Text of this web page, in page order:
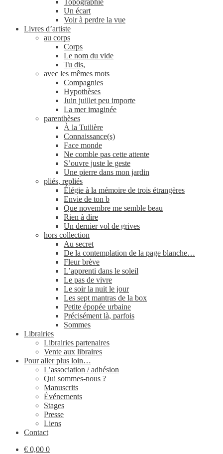
Un écart
Voir à perdre la vue
Livres d’artiste
au corps
Corps
Le nom du vide
Tu dis,
avec les mêmes mots
Compagnies
Hypothèses
Juin juillet peu importe
La mer imaginée
parenthèses
À la Tuilière
Connaissance(s)
Face monde
Ne comble pas cette attente
S’ouvre juste le geste
Une pierre dans mon jardin
pliés, repliés
Élégie à la mémoire de trois étrangères
Envie de ton b
Que novembre me semble beau
Rien à dire
Un dernier vol de grives
hors collection
Au secret
De la contemplation de la page blanche…
Fleur brève
L’apprenti dans le soleil
Le pas de vivre
Le soir la nuit le jour
Les sept mantras de la box
Petite épopée urbaine
Précisément là, parfois
Sommes
Librairies
Librairies partenaires
Vente aux libraires
Pour aller plus loin…
L’association / adhésion
Qui sommes-​nous ?
Manuscrits
Événements
Stages
Presse
Liens
Contact
€ 0,00 0